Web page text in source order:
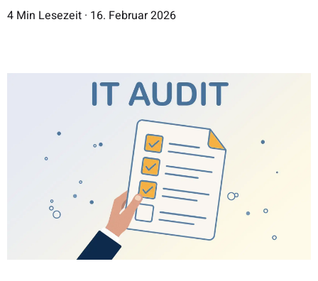
4 Min Lesezeit · 16. Februar 2026